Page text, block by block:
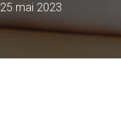
25 mai 2023